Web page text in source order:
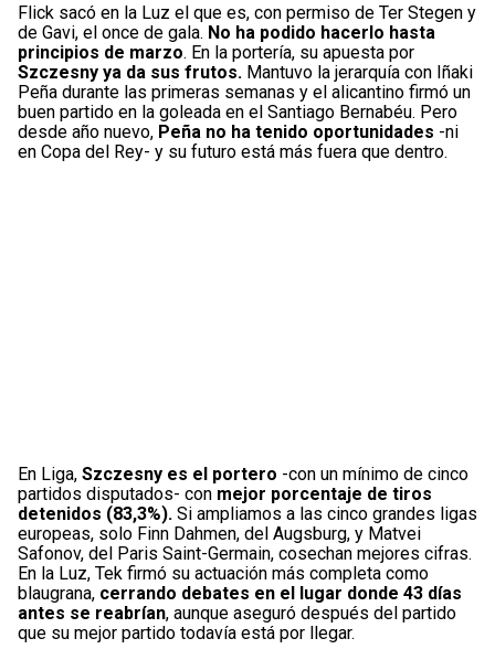
Flick sacó en la Luz el que es, con permiso de Ter Stegen y
de Gavi, el once de gala. No ha podido hacerlo hasta
principios de marzo. En la portería, su apuesta por
Szczesny ya da sus frutos. Mantuvo la jerarquía con Iñaki
Peña durante las primeras semanas y el alicantino firmó un
buen partido en la goleada en el Santiago Bernabéu. Pero
desde año nuevo, Peña no ha tenido oportunidades -ni
en Copa del Rey- y su futuro está más fuera que dentro.
En Liga, Szczesny es el portero -con un mínimo de cinco
partidos disputados- con mejor porcentaje de tiros
detenidos (83,3%). Si ampliamos a las cinco grandes ligas
europeas, solo Finn Dahmen, del Augsburg, y Matvei
Safonov, del Paris Saint-Germain, cosechan mejores cifras.
En la Luz, Tek firmó su actuación más completa como
blaugrana, cerrando debates en el lugar donde 43 días
antes se reabrían, aunque aseguró después del partido
que su mejor partido todavía está por llegar.